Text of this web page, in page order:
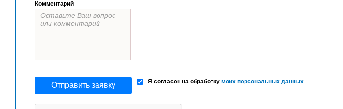
Комментарий
Отправить заявку Я согласен на обработку моих персональных данных